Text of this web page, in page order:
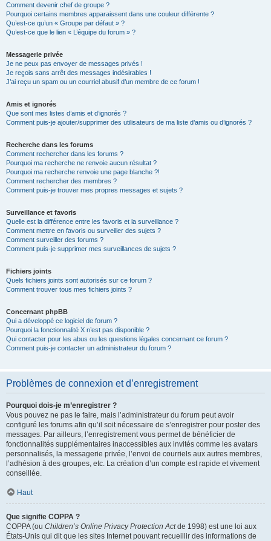
Comment devenir chef de groupe ?
Pourquoi certains membres apparaissent dans une couleur différente ?
Qu’est-ce qu’un « Groupe par défaut » ?
Qu’est-ce que le lien « L’équipe du forum » ?
Messagerie privée
Je ne peux pas envoyer de messages privés !
Je reçois sans arrêt des messages indésirables !
J’ai reçu un spam ou un courriel abusif d’un membre de ce forum !
Amis et ignorés
Que sont mes listes d’amis et d’ignorés ?
Comment puis-je ajouter/supprimer des utilisateurs de ma liste d’amis ou d’ignorés ?
Recherche dans les forums
Comment rechercher dans les forums ?
Pourquoi ma recherche ne renvoie aucun résultat ?
Pourquoi ma recherche renvoie une page blanche ?!
Comment rechercher des membres ?
Comment puis-je trouver mes propres messages et sujets ?
Surveillance et favoris
Quelle est la différence entre les favoris et la surveillance ?
Comment mettre en favoris ou surveiller des sujets ?
Comment surveiller des forums ?
Comment puis-je supprimer mes surveillances de sujets ?
Fichiers joints
Quels fichiers joints sont autorisés sur ce forum ?
Comment trouver tous mes fichiers joints ?
Concernant phpBB
Qui a développé ce logiciel de forum ?
Pourquoi la fonctionnalité X n’est pas disponible ?
Qui contacter pour les abus ou les questions légales concernant ce forum ?
Comment puis-je contacter un administrateur du forum ?
Problèmes de connexion et d’enregistrement
Pourquoi dois-je m’enregistrer ?
Vous pouvez ne pas le faire, mais l’administrateur du forum peut avoir
configuré les forums afin qu’il soit nécessaire de s’enregistrer pour poster des
messages. Par ailleurs, l’enregistrement vous permet de bénéficier de
fonctionnalités supplémentaires inaccessibles aux invités comme les avatars
personnalisés, la messagerie privée, l’envoi de courriels aux autres membres,
l’adhésion à des groupes, etc. La création d’un compte est rapide et vivement
conseillée.
Haut
Que signifie COPPA ?
COPPA (ou Children’s Online Privacy Protection Actde 1998) est une loi aux
États-Unis qui dit que les sites Internet pouvant recueillir des informations de